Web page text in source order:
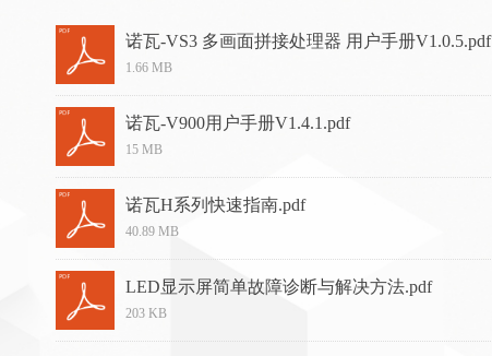
诺瓦-VS3 多画面拼接处理器 用户手册V1.0.5.pdf
1.66 MB
诺瓦-V900用户手册V1.4.1.pdf
15 MB
诺瓦H系列快速指南.pdf
40.89 MB
LED显示屏简单故障诊断与解决方法.pdf
203 KB